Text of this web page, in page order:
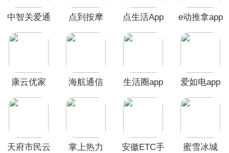
中智关爱通
点到按摩
点生活App e动推拿app
康云优家
海航通信
生活圈app 爱如电app
天府市民云
掌上热力
安徽ETC手
蜜雪冰城